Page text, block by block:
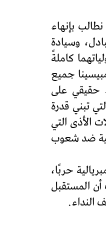
بإنهاء
وسيادة
كاملةً
جميع
حقيقي على
تبني قدرة
الأذى التي
ضد شعوب
حربًا،
المستقبل
النداء.